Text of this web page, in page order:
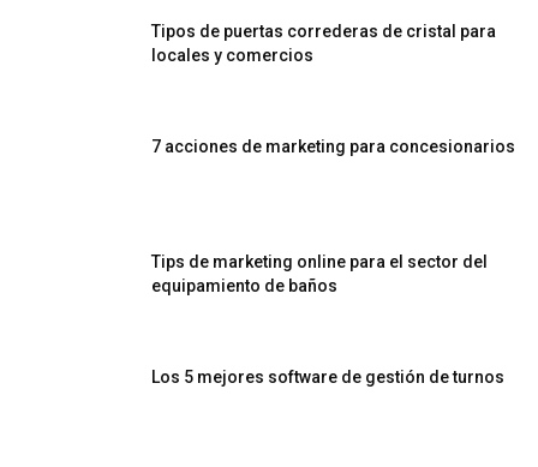
Tipos de puertas correderas de cristal para
locales y comercios
7 acciones de marketing para concesionarios
Tips de marketing online para el sector del
equipamiento de baños
Los 5 mejores software de gestión de turnos